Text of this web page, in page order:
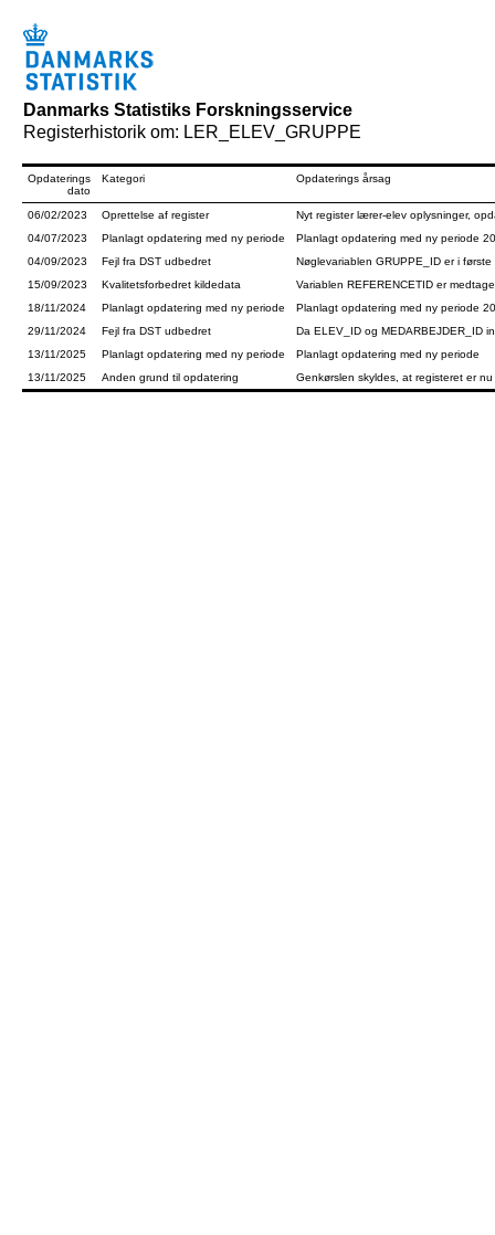
Danmarks Statistiks Forskningsservice
Registerhistorik om: LER_ELEV_GRUPPE
Opdaterings
dato
Kategori Opdaterings årsag
06/02/2023 Oprettelse af register
Nyt register lærer-elev oplysninger,
04/07/2023
Planlagt opdatering med ny periode
Planlagt opdatering med ny periode
04/09/2023
Fejl fra DST udbedret
Nøglevariablen GRUPPE_ID er i
15/09/2023
Kvalitetsforbedret kildedata
Variablen REFERENCETID er
18/11/2024
Planlagt opdatering med ny periode
Planlagt opdatering med ny periode
29/11/2024
Fejl fra DST udbedret
Da ELEV_ID og MEDARBEJDER_ID
13/11/2025
Planlagt opdatering med ny periode
Planlagt opdatering med ny periode
13/11/2025
Anden grund til opdatering Genkørslen skyldes, at registeret er